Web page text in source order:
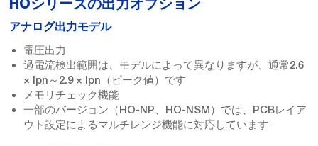
HOシリーズの出力オプション
アナログ出力モデル
電圧出力
過電流検出範囲は、モデルによって異なりますが、通常2.6
× Ipn～2.9 × Ipn（ピーク値）です
メモリチェック機能
一部のバージョン（HO-NP、HO-NSM）では、PCBレイア
ウト設定によるマルチレンジ機能に対応しています